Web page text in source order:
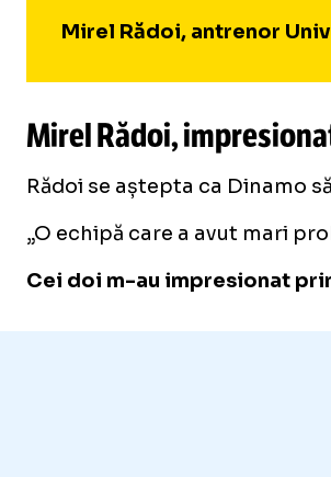
Mirel Rădoi, antrenor
Mirel Rădoi,
Rădoi se aștepta ca Dinamo
„O echipă care a avut mari
Cei doi m-au impresionat